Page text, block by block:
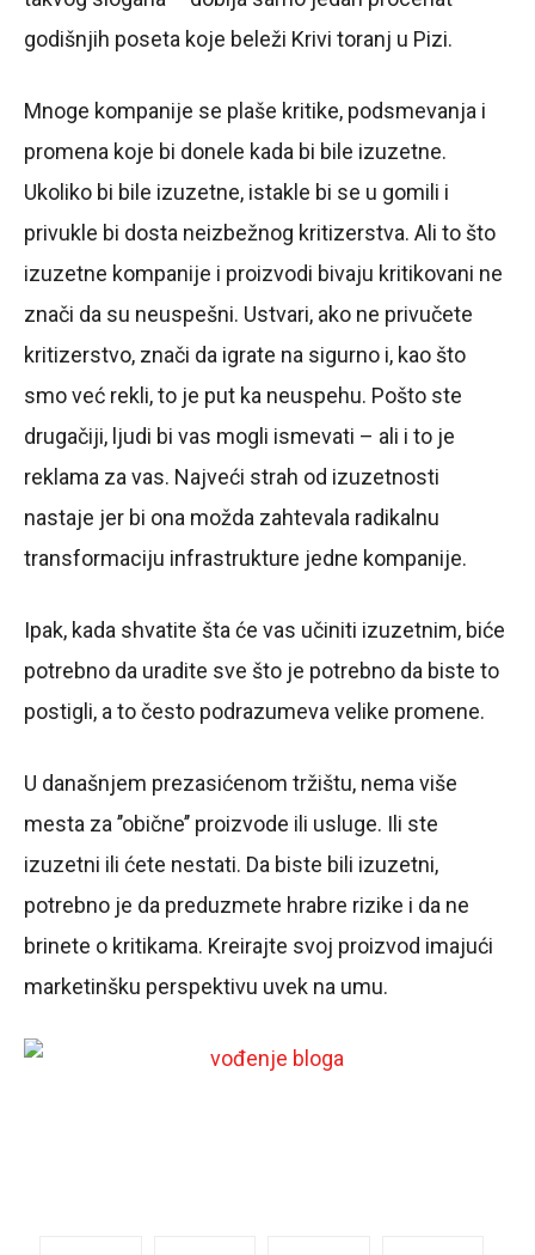
godišnjih poseta koje beleži Krivi toranj u Pizi.
Mnoge kompanije se plaše kritike, podsmevanja i
promena koje bi donele kada bi bile izuzetne.
Ukoliko bi bile izuzetne, istakle bi se u gomili i
privukle bi dosta neizbežnog kritizerstva. Ali to što
izuzetne kompanije i proizvodi bivaju kritikovani ne
znači da su neuspešni. Ustvari, ako ne privučete
kritizerstvo, znači da igrate na sigurno i, kao što
smo već rekli, to je put ka neuspehu. Pošto ste
drugačiji, ljudi bi vas mogli ismevati – ali i to je
reklama za vas. Najveći strah od izuzetnosti
nastaje jer bi ona možda zahtevala radikalnu
transformaciju infrastrukture jedne kompanije.
Ipak, kada shvatite šta će vas učiniti izuzetnim, biće
potrebno da uradite sve što je potrebno da biste to
postigli, a to često podrazumeva velike promene.
U današnjem prezasićenom tržištu, nema više
mesta za ’’obične’’ proizvode ili usluge. Ili ste
izuzetni ili ćete nestati. Da biste bili izuzetni,
potrebno je da preduzmete hrabre rizike i da ne
brinete o kritikama. Kreirajte svoj proizvod imajući
marketinšku perspektivu uvek na umu.